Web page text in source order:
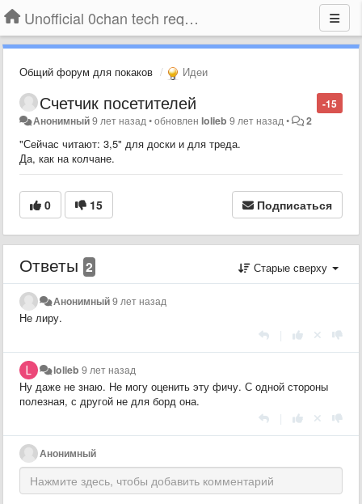
Unofficial 0chan tech requests
Общий форум для покаков Идеи
-15
Счетчик посетителей
Анонимный9 лет назад •обновленlolieb 9 лет назад • 2
"Сейчас читают: 3,5" для доски и для треда.
Да, как на колчане.
0 15 Подписаться
Ответы 2 Старые сверху
Анонимный9 лет назад
Не лиру.
lolieb 9 лет назад
Ну даже не знаю. Не могу оценить эту фичу. С одной стороны
полезная, с другой не для борд она.
Анонимный